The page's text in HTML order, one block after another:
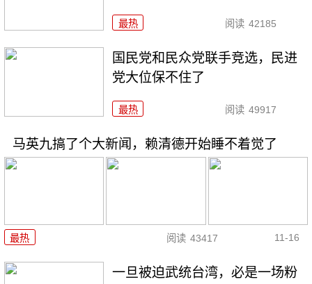
最热 阅读 42185
国民党和民众党联手竞选，民进
党大位保不住了
最热 阅读 49917
马英九搞了个大新闻，赖清德开始睡不着觉了
最热 阅读 43417 11-16
一旦被迫武统台湾，必是一场粉